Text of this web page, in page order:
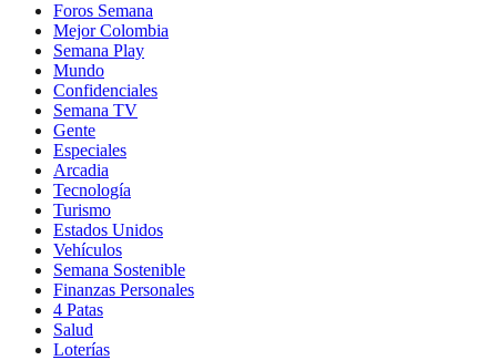
Foros Semana
Mejor Colombia
Semana Play
Mundo
Confidenciales
Semana TV
Gente
Especiales
Arcadia
Tecnología
Turismo
Estados Unidos
Vehículos
Semana Sostenible
Finanzas Personales
4 Patas
Salud
Loterías